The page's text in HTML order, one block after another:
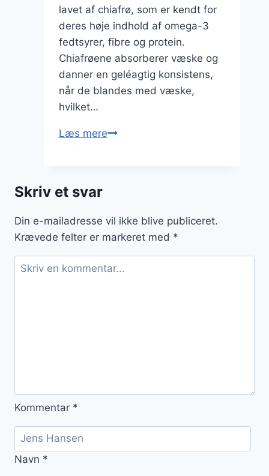
lavet af chiafrø, som er kendt for
deres høje indhold af omega-3
fedtsyrer, fibre og protein.
Chiafrøene absorberer væske og
danner en geléagtig konsistens,
når de blandes med væske,
hvilket…
Læs mereChiagrød
Skriv et svar
Din e-mailadresse vil ikke blive publiceret.
Krævede felter er markeret med *
Kommentar *
Navn *